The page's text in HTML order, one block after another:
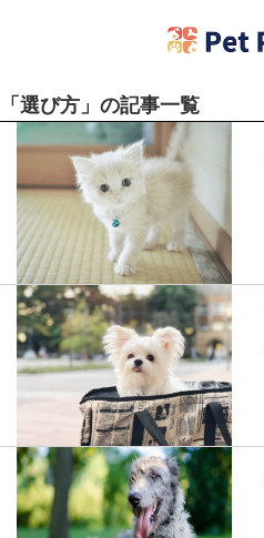
「選び方」の記事一覧